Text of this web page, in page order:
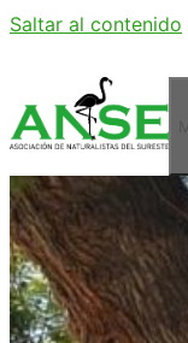
Saltar al contenido